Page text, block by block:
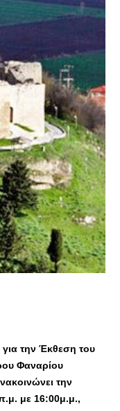
για την Έκθεση του
Φαναρίου
την
με 16:00μ.μ.,